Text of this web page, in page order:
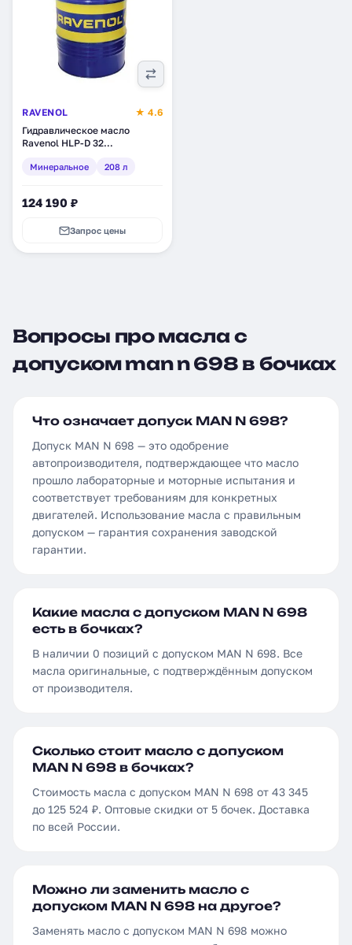
RAVENOL
★ 4.6
Гидравлическое масло
Ravenol HLP-D 32
208 л (1323304-208)
Минеральное 208 л
124 190 ₽
Запрос цены
Вопросы про масла с
допуском man n 698 в бочках
Что означает допуск MAN N 698?
Допуск MAN N 698 — это одобрение
автопроизводителя, подтверждающее что масло
прошло лабораторные и моторные испытания и
соответствует требованиям для конкретных
двигателей. Использование масла с правильным
допуском — гарантия сохранения заводской
гарантии.
Какие масла с допуском MAN N 698
есть в бочках?
В наличии 0 позиций с допуском MAN N 698. Все
масла оригинальные, с подтверждённым допуском
от производителя.
Сколько стоит масло с допуском
MAN N 698 в бочках?
Стоимость масла с допуском MAN N 698 от 43 345
до 125 524 ₽. Оптовые скидки от 5 бочек. Доставка
по всей России.
Можно ли заменить масло с
допуском MAN N 698 на другое?
Заменять масло с допуском MAN N 698 можно